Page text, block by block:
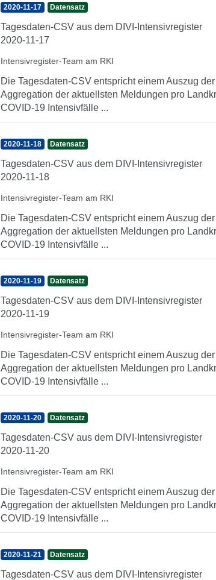
2020-11-17 Datensatz
Tagesdaten-CSV aus dem DIVI-Intensivregister
2020-11-17
Intensivregister-Team am RKI
Die Tagesdaten-CSV entspricht einem Auszug
Aggregation der aktuellsten Meldungen pro
COVID-19 Intensivfälle ...
2020-11-18 Datensatz
Tagesdaten-CSV aus dem DIVI-Intensivregister
2020-11-18
Intensivregister-Team am RKI
Die Tagesdaten-CSV entspricht einem Auszug
Aggregation der aktuellsten Meldungen pro
COVID-19 Intensivfälle ...
2020-11-19 Datensatz
Tagesdaten-CSV aus dem DIVI-Intensivregister
2020-11-19
Intensivregister-Team am RKI
Die Tagesdaten-CSV entspricht einem Auszug
Aggregation der aktuellsten Meldungen pro
COVID-19 Intensivfälle ...
2020-11-20 Datensatz
Tagesdaten-CSV aus dem DIVI-Intensivregister
2020-11-20
Intensivregister-Team am RKI
Die Tagesdaten-CSV entspricht einem Auszug
Aggregation der aktuellsten Meldungen pro
COVID-19 Intensivfälle ...
2020-11-21 Datensatz
Tagesdaten-CSV aus dem DIVI-Intensivregister